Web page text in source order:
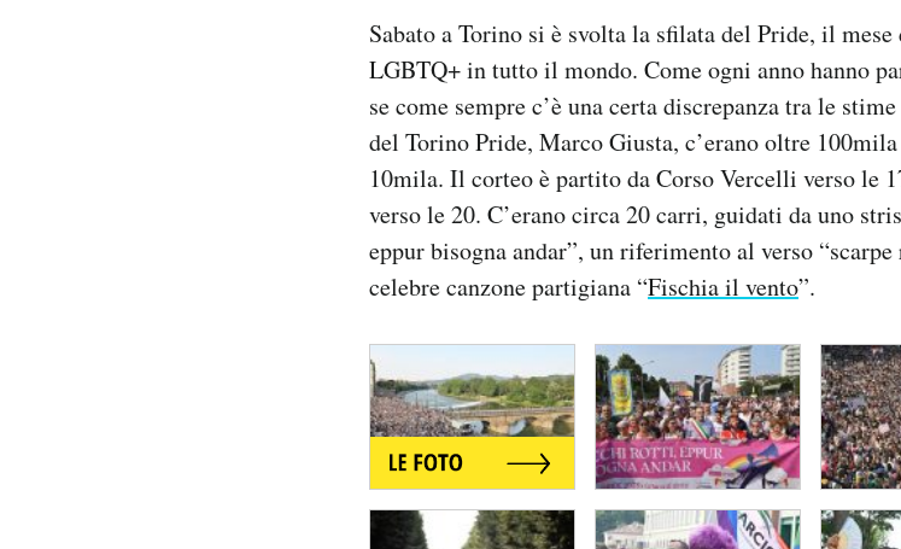
Sabato a Torino si è svolta la sfilata del Pride, il
LGBTQ+ in tutto il mondo. Come ogni anno hanno
se come sempre c’è una certa discrepanza tra le
del Torino Pride, Marco Giusta, c’erano oltre 100mila
10mila. Il corteo è partito da Corso Vercelli verso le
verso le 20. C’erano circa 20 carri, guidati da uno
eppur bisogna andar”, un riferimento al verso
celebre canzone partigiana “Fischia il vento”.